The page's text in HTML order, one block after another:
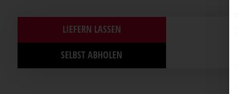
LIEFERN LASSEN
SELBST ABHOLEN